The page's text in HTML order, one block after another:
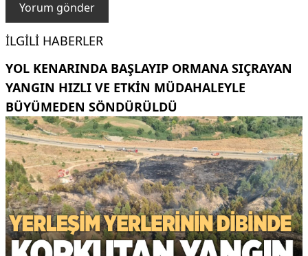
İLGILI HABERLER
YOL KENARINDA BAŞLAYIP ORMANA SIÇRAYAN
YANGIN HIZLI VE ETKIN MÜDAHALEYLE
BÜYÜMEDEN SÖNDÜRÜLDÜ